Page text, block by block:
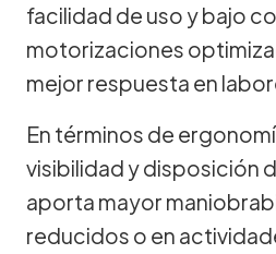
facilidad de uso y bajo
motorizaciones
mejor respuesta en
En términos de
visibilidad y disposición
aporta mayor
reducidos o en